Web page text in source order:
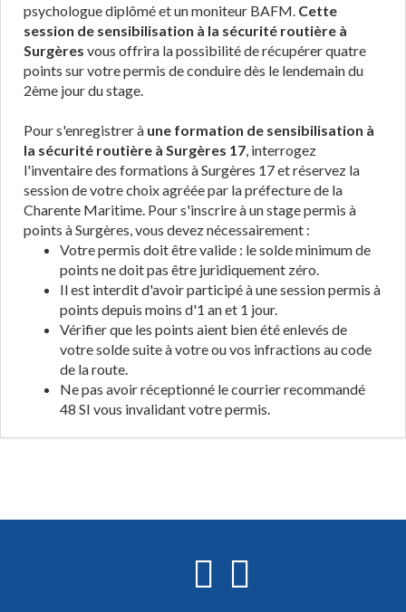
psychologue diplômé et un moniteur BAFM. Cette
session de sensibilisation à la sécurité routière à
Surgères vous offrira la possibilité de récupérer quatre
points sur votre permis de conduire dès le lendemain du
2ème jour du stage.
Pour s'enregistrer à une formation de sensibilisation à
la sécurité routière à Surgères 17, interrogez
l'inventaire des formations à Surgères 17 et réservez la
session de votre choix agréée par la préfecture de la
Charente Maritime. Pour s'inscrire à un stage permis à
points à Surgères, vous devez nécessairement :
Votre permis doit être valide : le solde minimum de
points ne doit pas être juridiquement zéro.
Il est interdit d'avoir participé à une session permis à
points depuis moins d'1 an et 1 jour.
Vérifier que les points aient bien été enlevés de
votre solde suite à votre ou vos infractions au code
de la route.
Ne pas avoir réceptionné le courrier recommandé
48 SI vous invalidant votre permis.